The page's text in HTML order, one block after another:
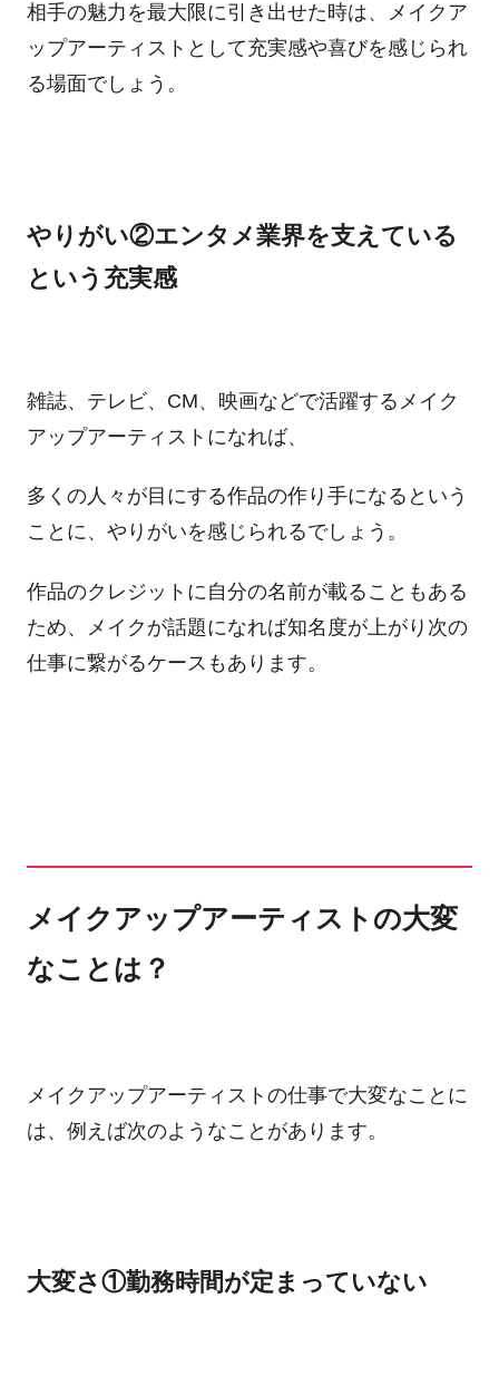
相手の魅力を最大限に引き出せた時は、メイクア
ップアーティストとして充実感や喜びを感じられ
る場面でしょう。
やりがい②エンタメ業界を支えている
という充実感
雑誌、テレビ、CM、映画などで活躍するメイク
アップアーティストになれば、
多くの人々が目にする作品の作り手になるという
ことに、やりがいを感じられるでしょう。
作品のクレジットに自分の名前が載ることもある
ため、メイクが話題になれば知名度が上がり次の
仕事に繋がるケースもあります。
メイクアップアーティストの大変
なことは？
メイクアップアーティストの仕事で大変なことに
は、例えば次のようなことがあります。
大変さ①勤務時間が定まっていない